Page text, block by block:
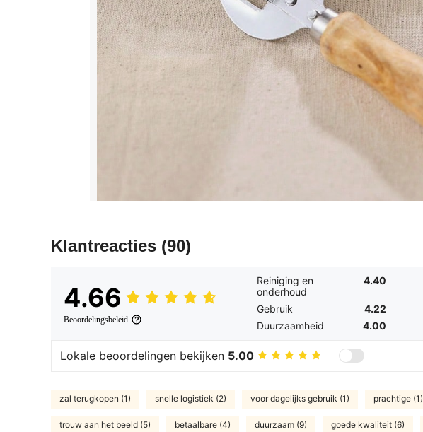
Klantreacties (90)
4.66
Beoordelingsbeleid
Reiniging en
onderhoud
4.40
Gebruik
4.22
Duurzaamheid
4.00
Lokale beoordelingen bekijken 5.00
zal terugkopen (1) snelle logistiek (2) voor dagelijks gebruik (1) prachtige (1)
trouw aan het beeld (5) betaalbare (4) duurzaam (9) goede kwaliteit (6)